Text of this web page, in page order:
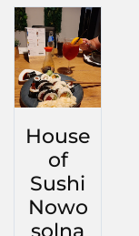
House
of
Sushi
Nowo
solna